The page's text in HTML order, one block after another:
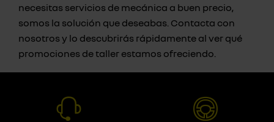
necesitas servicios de mecánica a buen precio,
somos la solución que deseabas. Contacta con
nosotros y lo descubrirás rápidamente al ver qué
promociones de taller estamos ofreciendo.